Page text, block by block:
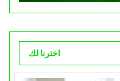
اخترنا لك